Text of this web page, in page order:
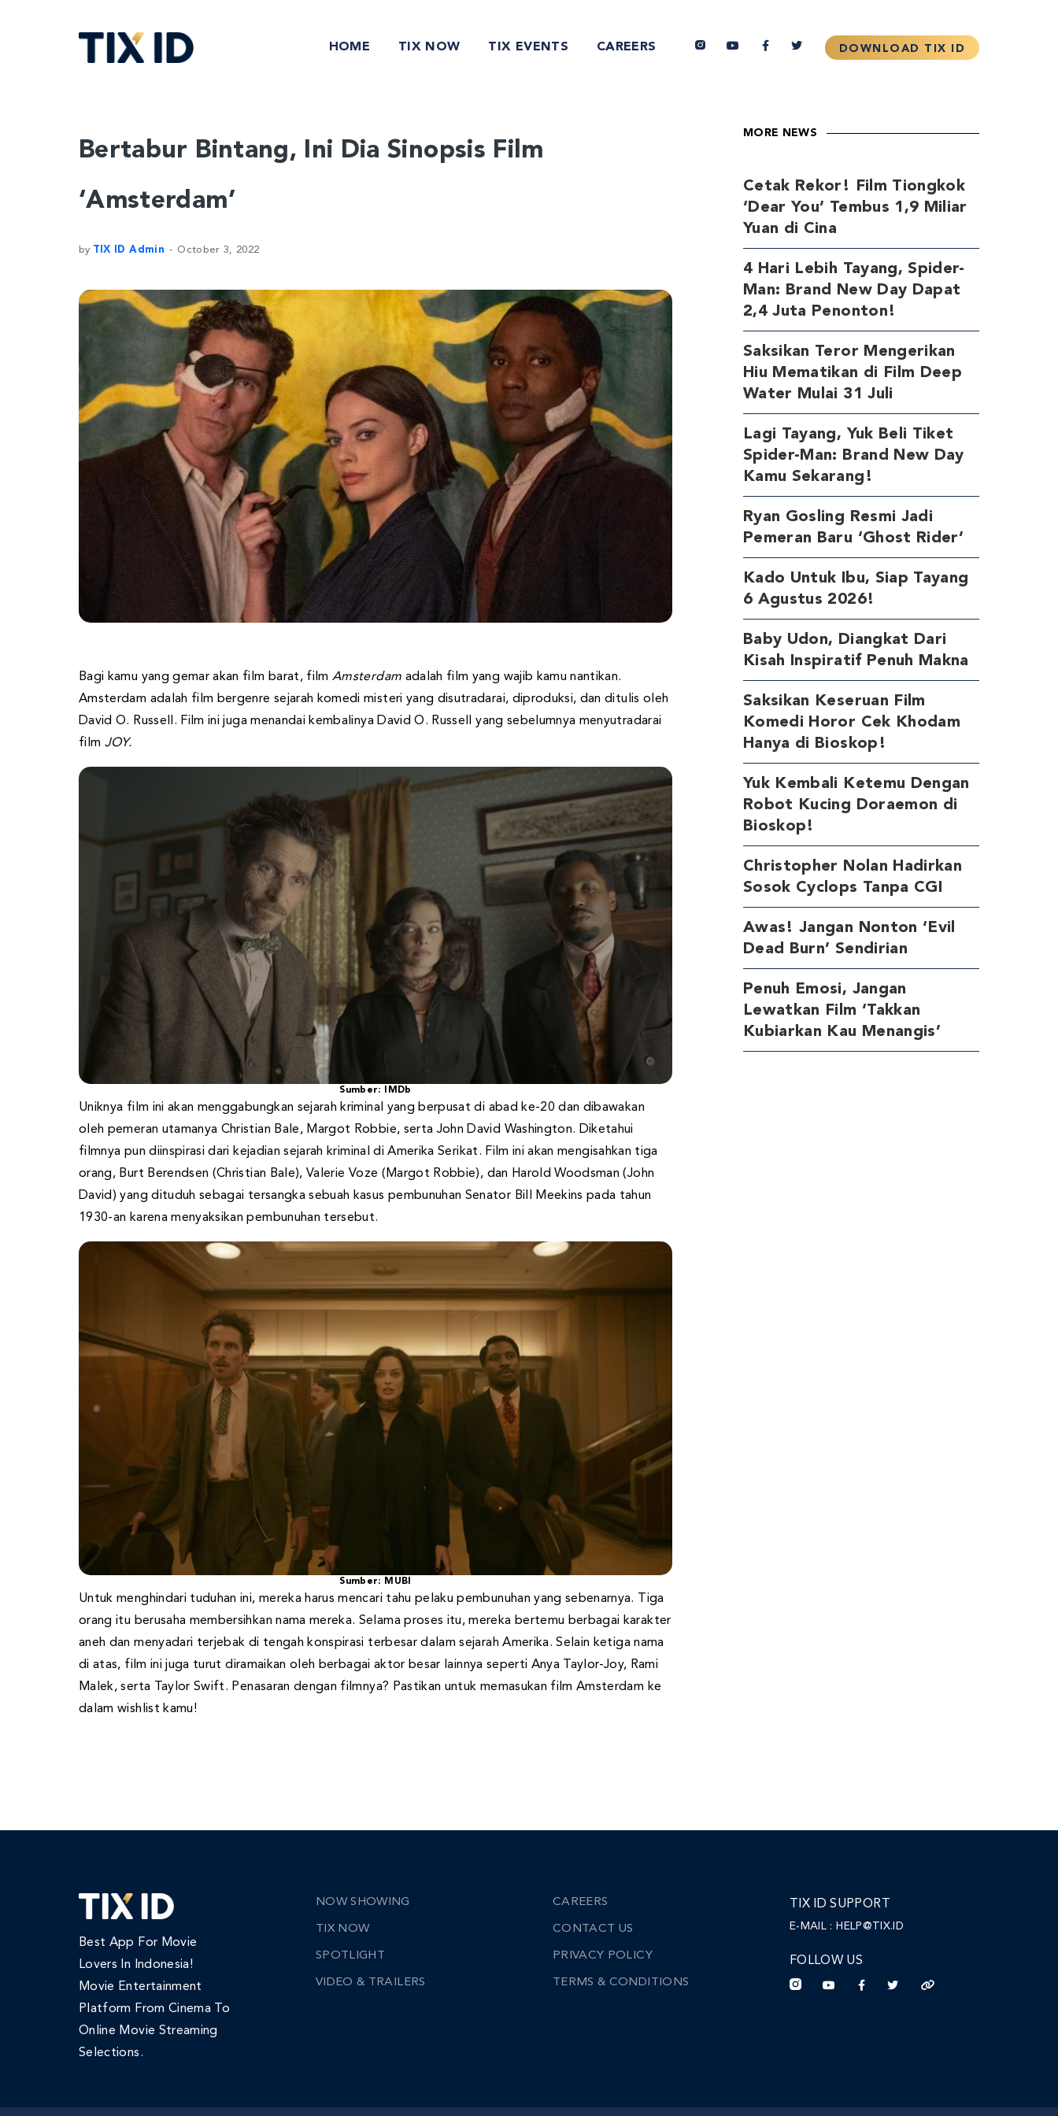
HOME TIX NOW TIX EVENTS CAREERS
Bertabur Bintang, Ini Dia Sinopsis Film
‘Amsterdam’
by TIX ID Admin October 3, 2022
Bagi kamu yang gemar akan film barat, film Amsterdam adalah film yang wajib kamu nantikan.
Amsterdam adalah film bergenre sejarah komedi misteri yang disutradarai, diproduksi, dan ditulis oleh
David O. Russell. Film ini juga menandai kembalinya David O. Russell yang sebelumnya menyutradarai
film JOY.
Sumber: IMDb
Uniknya film ini akan menggabungkan sejarah kriminal yang berpusat di abad ke-20 dan dibawakan
oleh pemeran utamanya Christian Bale, Margot Robbie, serta John David Washington. Diketahui
filmnya pun diinspirasi dari kejadian sejarah kriminal di Amerika Serikat. Film ini akan mengisahkan tiga
orang, Burt Berendsen (Christian Bale), Valerie Voze (Margot Robbie), dan Harold Woodsman (John
David) yang dituduh sebagai tersangka sebuah kasus pembunuhan Senator Bill Meekins pada tahun
1930-an karena menyaksikan pembunuhan tersebut.
Sumber: MUBI
Untuk menghindari tuduhan ini, mereka harus mencari tahu pelaku pembunuhan yang sebenarnya. Tiga
orang itu berusaha membersihkan nama mereka. Selama proses itu, mereka bertemu berbagai karakter
aneh dan menyadari terjebak di tengah konspirasi terbesar dalam sejarah Amerika. Selain ketiga nama
di atas, film ini juga turut diramaikan oleh berbagai aktor besar lainnya seperti Anya Taylor-Joy, Rami
Malek, serta Taylor Swift. Penasaran dengan filmnya? Pastikan untuk memasukan film Amsterdam ke
dalam wishlist kamu!
MORE NEWS
Cetak Rekor! Film Tiongkok
‘Dear You’ Tembus 1,9 Miliar
Yuan di Cina
4 Hari Lebih Tayang, Spider-
Man: Brand New Day Dapat
2,4 Juta Penonton!
Saksikan Teror Mengerikan
Hiu Mematikan di Film Deep
Water Mulai 31 Juli
Lagi Tayang, Yuk Beli Tiket
Spider-Man: Brand New Day
Kamu Sekarang!
Ryan Gosling Resmi Jadi
Pemeran Baru ‘Ghost Rider’
Kado Untuk Ibu, Siap Tayang
6 Agustus 2026!
Baby Udon, Diangkat Dari
Kisah Inspiratif Penuh Makna
Saksikan Keseruan Film
Komedi Horor Cek Khodam
Hanya di Bioskop!
Yuk Kembali Ketemu Dengan
Robot Kucing Doraemon di
Bioskop!
Christopher Nolan Hadirkan
Sosok Cyclops Tanpa CGI
Awas! Jangan Nonton ‘Evil
Dead Burn’ Sendirian
Penuh Emosi, Jangan
Lewatkan Film ‘Takkan
Kubiarkan Kau Menangis’
Best App For Movie
Lovers In Indonesia!
Movie Entertainment
Platform From Cinema To
Online Movie Streaming
Selections.
NOW SHOWING
TIX NOW
SPOTLIGHT
VIDEO & TRAILERS
CAREERS
CONTACT US
PRIVACY POLICY
TERMS & CONDITIONS
TIX ID SUPPORT
E-MAIL : HELP@TIX.ID
FOLLOW US